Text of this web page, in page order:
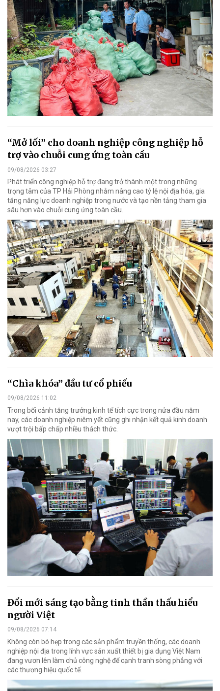
“Mở lối” cho doanh nghiệp công nghiệp hỗ
trợ vào chuỗi cung ứng toàn cầu
09/08/2026 03:27
Phát triển công nghiệp hỗ trợ đang trở thành một trong những
trọng tâm của TP Hải Phòng nhằm nâng cao tỷ lệ nội địa hóa, gia
tăng năng lực doanh nghiệp trong nước và tạo nền tảng tham gia
sâu hơn vào chuỗi cung ứng toàn cầu.
“Chìa khóa” đầu tư cổ phiếu
09/08/2026 11:02
Trong bối cảnh tăng trưởng kinh tế tích cực trong nửa đầu năm
nay, các doanh nghiệp niêm yết cũng ghi nhận kết quả kinh doanh
vượt trội bấp chấp nhiều thách thức.
Đổi mới sáng tạo bằng tinh thần thấu hiểu
người Việt
09/08/2026 07:14
Không còn bó hẹp trong các sản phẩm truyền thống, các doanh
nghiệp nội địa trong lĩnh vực sản xuất thiết bị gia dụng Việt Nam
đang vươn lên làm chủ công nghệ để cạnh tranh sòng phẳng với
các thương hiệu quốc tế.